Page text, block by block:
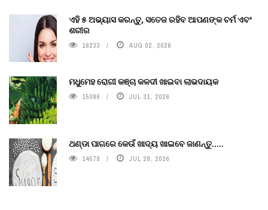
ଏହି ୫ ଅଭ୍ୟାସ କରନ୍ତୁ, ସତେଜ ରହିବ ଆପଣଙ୍କ ଚର୍ମ ଏବଂ
ଶରୀର
16233 AUG 02, 2026
ମଧୁମେହ ରୋଗୀ କଞ୍ଚା କଳଦୀ ଖାଇବା ଲାଭଦାୟକ
15086 JUL 31, 2026
ଥଣ୍ଡା ପାଗରେ କେଉଁ ଖାଦ୍ୟ ଖାଇବେ ଜାଣନ୍ତୁ.....
14578 JUL 28, 2026